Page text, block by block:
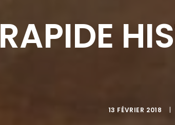
RAPIDE
13 FÉVRIER 2018 |